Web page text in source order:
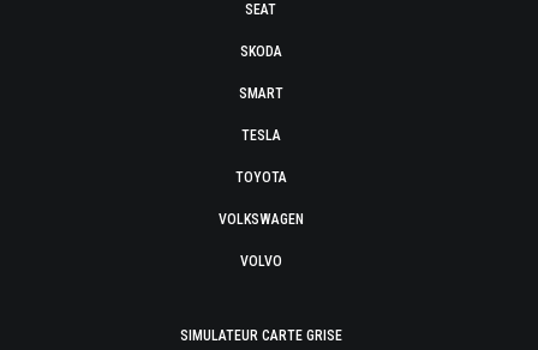
SEAT
SKODA
SMART
TESLA
TOYOTA
VOLKSWAGEN
VOLVO
SIMULATEUR CARTE GRISE